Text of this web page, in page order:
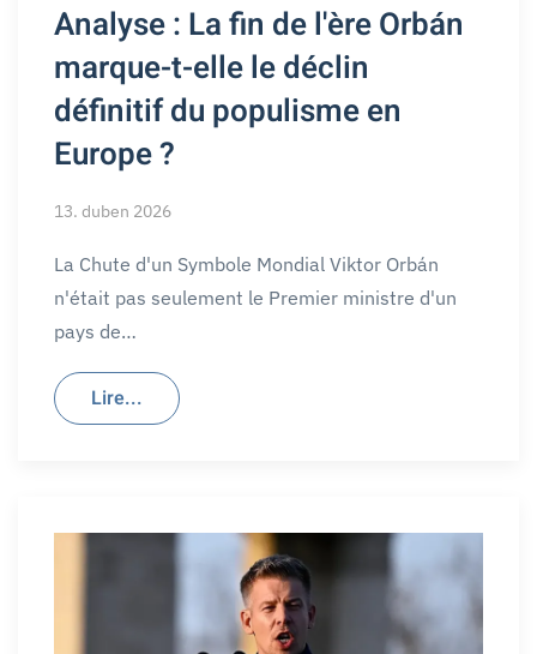
Analyse : La fin de l'ère Orbán
marque-t-elle le déclin
définitif du populisme en
Europe ?
13. duben 2026
La Chute d'un Symbole Mondial Viktor Orbán
n'était pas seulement le Premier ministre d'un
pays de…
Lire...